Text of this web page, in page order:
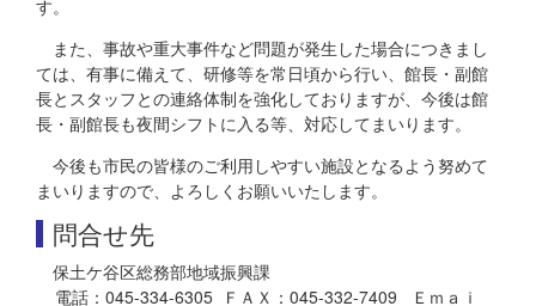
す。
また、事故や重大事件など問題が発生した場合につきまし
ては、有事に備えて、研修等を常日頃から行い、館長・副館
長とスタッフとの連絡体制を強化しておりますが、今後は館
長・副館長も夜間シフトに入る等、対応してまいります。
今後も市民の皆様のご利用しやすい施設となるよう努めて
まいりますので、よろしくお願いいたします。
問合せ先
保土ケ谷区総務部地域振興課
電話：045-334-6305 ＦＡＸ：045-332-7409 Ｅｍａｉ